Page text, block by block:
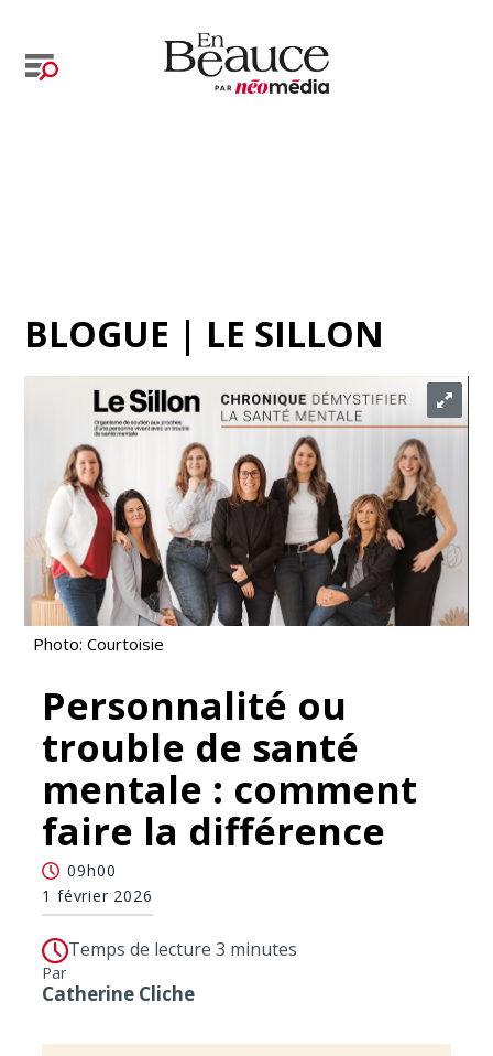
BLOGUE | LE SILLON
Photo: Courtoisie
Personnalité ou
trouble de santé
mentale : comment
faire la différence
09h00
1 février 2026
Temps de lecture 3 minutes
Par
Catherine Cliche